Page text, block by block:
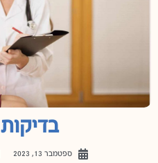
ספטמבר 13, 2023